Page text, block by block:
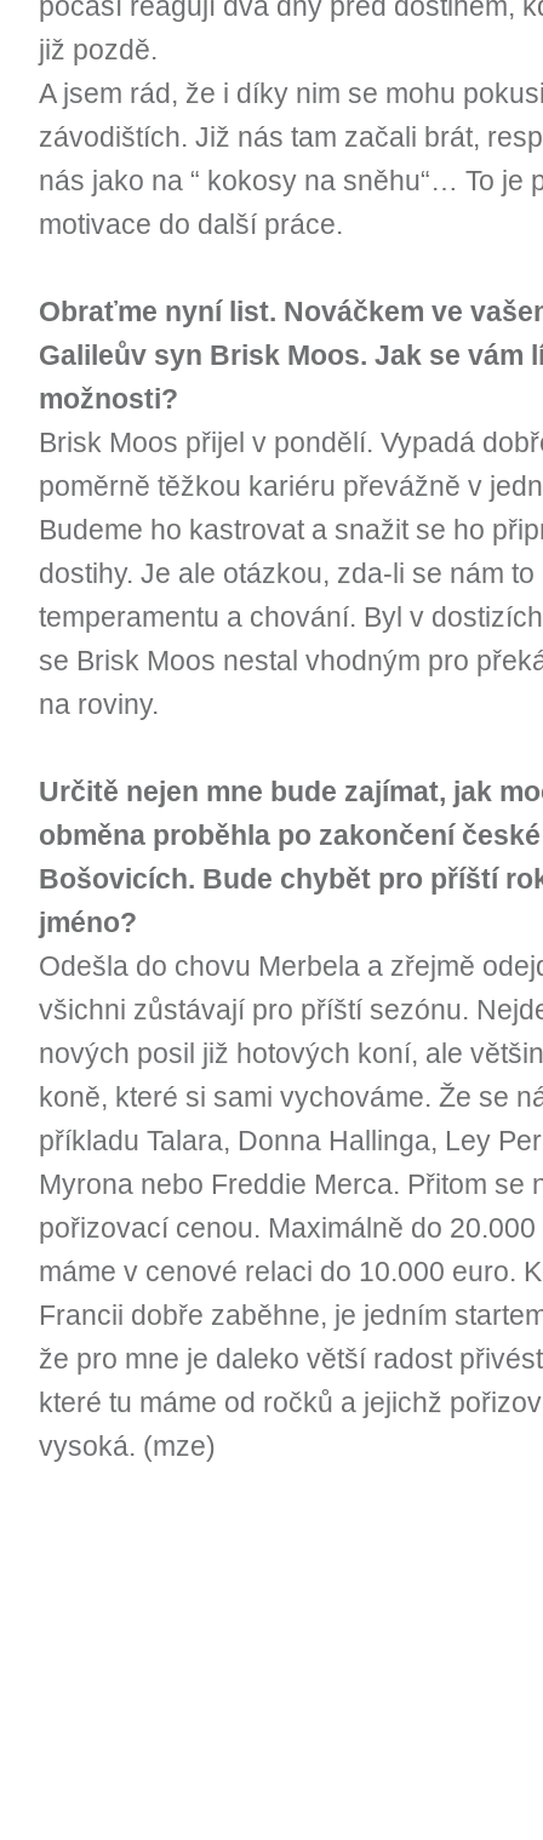
počasí reagují dva dny před dostihem,
již pozdě.
A jsem rád, že i díky nim se mohu
závodištích. Již nás tam začali brát,
nás jako na “ kokosy na sněhu“… To je
motivace do další práce.
Obraťme nyní list. Nováčkem ve
Galileův syn Brisk Moos. Jak se vám
možnosti?
Brisk Moos přijel v pondělí. Vypadá
poměrně těžkou kariéru převážně v
Budeme ho kastrovat a snažit se ho
dostihy. Je ale otázkou, zda-li se nám
temperamentu a chování. Byl v
se Brisk Moos nestal vhodným pro
na roviny.
Určitě nejen mne bude zajímat, jak
obměna proběhla po zakončení
Bošovicích. Bude chybět pro příští
jméno?
Odešla do chovu Merbela a zřejmě
všichni zůstávají pro příští sezónu.
nových posil již hotových koní, ale
koně, které si sami vychováme. Že se
příkladu Talara, Donna Hallinga, Ley
Myrona nebo Freddie Merca. Přitom se
pořizovací cenou. Maximálně do
máme v cenové relaci do 10.000 euro.
Francii dobře zaběhne, je jedním
že pro mne je daleko větší radost
které tu máme od ročků a jejichž
vysoká. (mze)